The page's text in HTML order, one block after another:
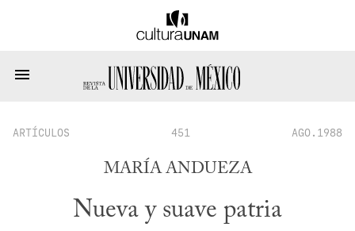
ARTÍCULOS 451 AGO.1988
MARÍA ANDUEZA
Nueva y suave patria